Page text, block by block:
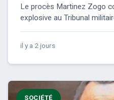
Le procès Martinez Zogo
explosive au Tribunal
il y a 2 jours
SOCIÉTÉ